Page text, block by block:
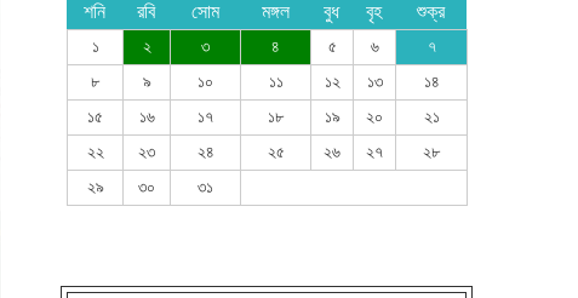
শনি রবি সোম মঙ্গল বুধ বৃহ শুক্র
১ ২ ৩ ৪ ৫ ৬
৭
৮
৯ ১০ ১১ ১২ ১৩
১৪
১৫
১৬ ১৭ ১৮ ১৯ ২০
২১
২২
২৩ ২৪ ২৫ ২৬ ২৭
২৮
২৯
৩০ ৩১